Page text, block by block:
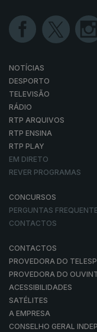
NOTÍCIAS
DESPORTO
TELEVISÃO
RÁDIO
RTP ARQUIVOS
RTP ENSINA
RTP PLAY
EM DIRETO
REVER PROGRAMAS
CONCURSOS
PERGUNTAS
CONTACTOS
CONTACTOS
PROVEDORA DO
PROVEDORA DO
ACESSIBILIDADES
SATÉLITES
A EMPRESA
CONSELHO GERAL